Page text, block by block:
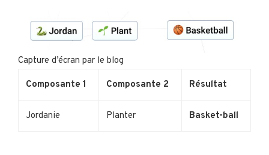
Capture d’écran par le blog
Composante 1 Composante 2 Résultat
Jordanie Planter Basket-ball